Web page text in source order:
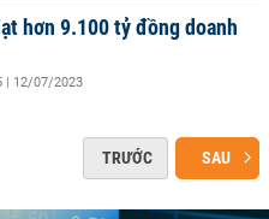
hơn 9.100 tỷ đồng doanh
| 12/07/2023
TRƯỚC SAU